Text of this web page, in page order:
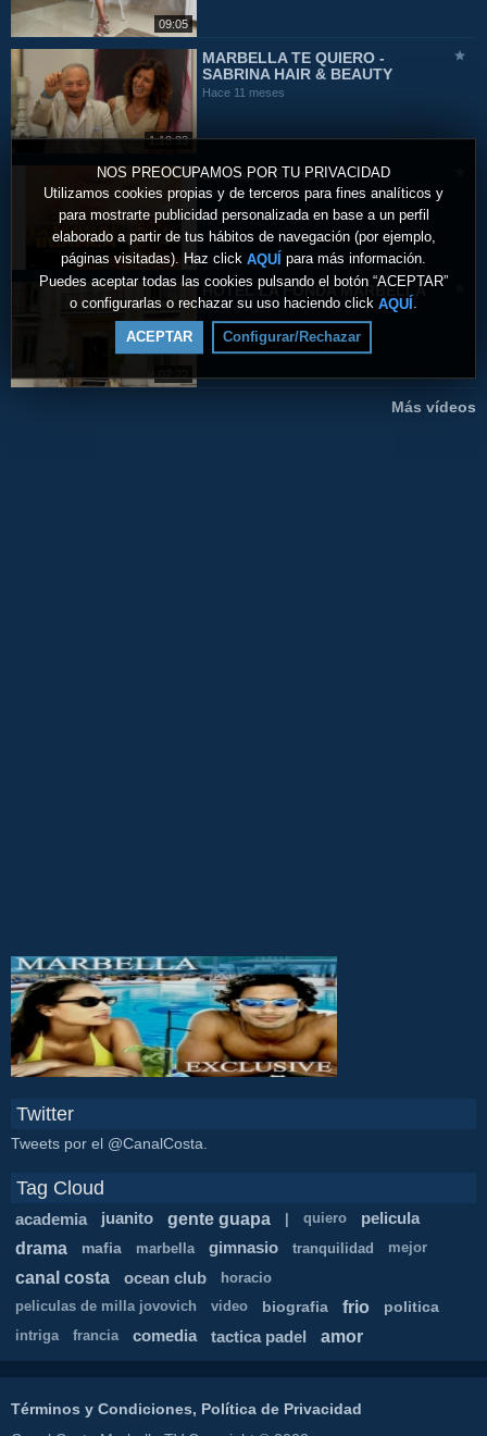
NOS PREOCUPAMOS POR TU PRIVACIDAD
Utilizamos cookies propias y de terceros para fines analíticos y
para mostrarte publicidad personalizada en base a un perfil
elaborado a partir de tus hábitos de navegación (por ejemplo,
páginas visitadas). Haz click AQUÍ para más información.
Puedes aceptar todas las cookies pulsando el botón “ACEPTAR”
o configurarlas o rechazar su uso haciendo click AQUÍ
ACEPTAR Configurar/Rechazar
09:05
1:18:33
MARBELLA TE QUIERO -
SABRINA HAIR & BEAUTY
Hace 11 meses
La Masai Blanca
Hace 11 meses
HOTEL LA FONDA MARBELLA
Hace un año
Más vídeos
Twitter
Tweets por el @CanalCosta.
Tag Cloud
academia juanito gente guapa | quiero pelicula
drama mafia marbella gimnasio tranquilidad mejor
canal costa ocean club horacio
peliculas de milla jovovich video biografia frio politica
intriga francia comedia tactica padel amor
Términos y Condiciones, Política de Privacidad